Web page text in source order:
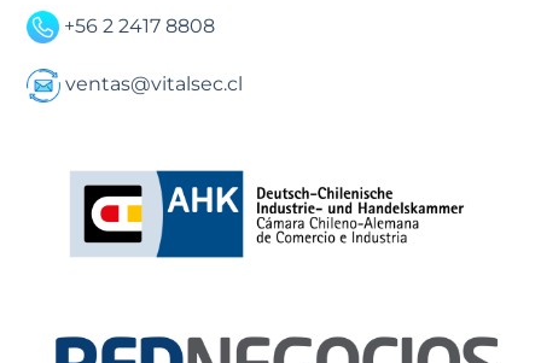
+56 2 2417 8808
ventas@vitalsec.cl